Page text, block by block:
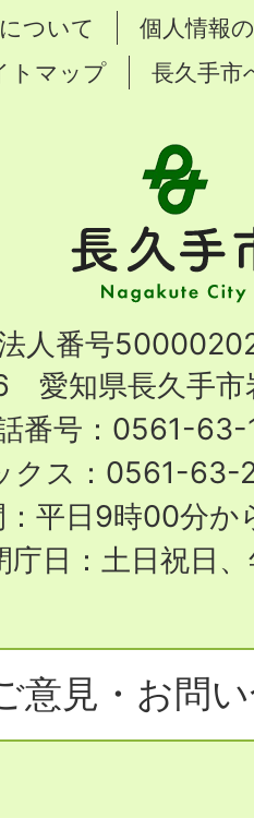
ついて
個人情報
トマップ
長久手市
手
市
City
人番号
愛知県長久手市
番号：0561-63-
クス：0561-63-
：平日9時00分か
庁日：土日祝日
意見・お問